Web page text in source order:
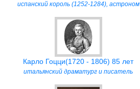
испанский король (1252-1284), астроном
Карло Гоцци(1720 - 1806) 85 лет
итальянский драматург и писатель